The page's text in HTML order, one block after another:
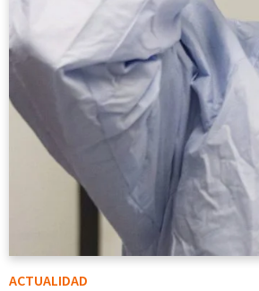
ACTUALIDAD